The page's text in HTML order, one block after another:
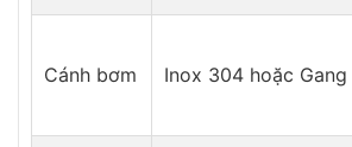
Cánh bơm Inox 304 hoặc Gang